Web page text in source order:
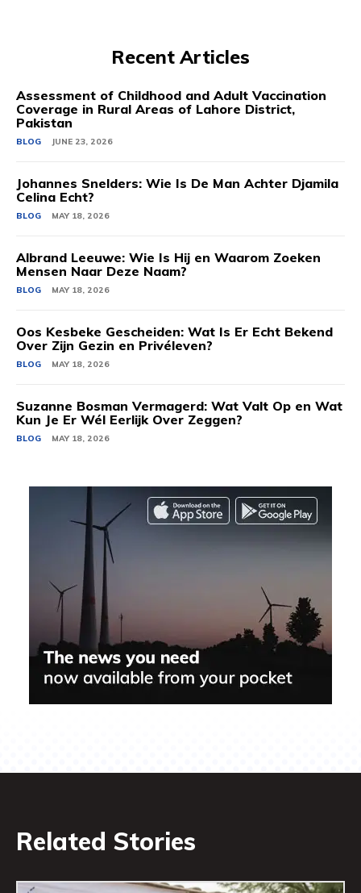
Recent Articles
Assessment of Childhood and Adult Vaccination
Coverage in Rural Areas of Lahore District,
Pakistan
BLOG JUNE 23, 2026
Johannes Snelders: Wie Is De Man Achter Djamila
Celina Echt?
BLOG MAY 18, 2026
Albrand Leeuwe: Wie Is Hij en Waarom Zoeken
Mensen Naar Deze Naam?
BLOG MAY 18, 2026
Oos Kesbeke Gescheiden: Wat Is Er Echt Bekend
Over Zijn Gezin en Privéleven?
BLOG MAY 18, 2026
Suzanne Bosman Vermagerd: Wat Valt Op en Wat
Kun Je Er Wél Eerlijk Over Zeggen?
BLOG MAY 18, 2026
Related Stories